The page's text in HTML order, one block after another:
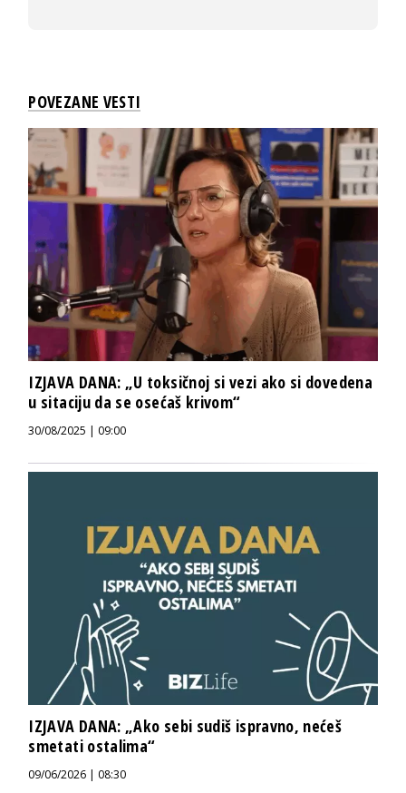
POVEZANE VESTI
IZJAVA DANA: „U toksičnoj si vezi ako si dovedena
u sitaciju da se osećaš krivom“
30/08/2025 | 09:00
IZJAVA DANA: „Ako sebi sudiš ispravno, nećeš
smetati ostalima“
09/06/2026 | 08:30